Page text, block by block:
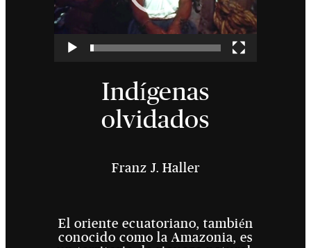
Indígenas
olvidados
Franz J. Haller
El oriente ecuatoriano, también
conocido como la Amazonia, es